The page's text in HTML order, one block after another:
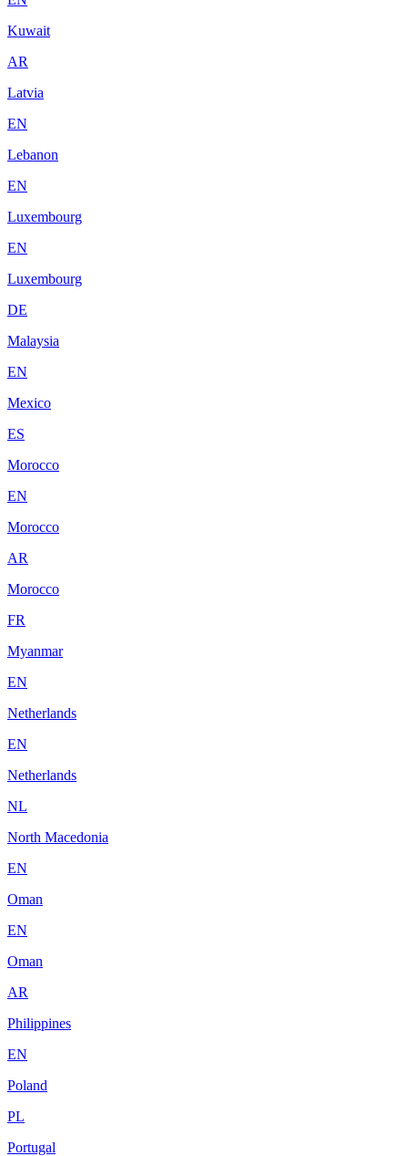
Kuwait
AR
Latvia
EN
Lebanon
EN
Luxembourg
EN
Luxembourg
DE
Malaysia
EN
Mexico
ES
Morocco
EN
Morocco
AR
Morocco
FR
Myanmar
EN
Netherlands
EN
Netherlands
NL
North Macedonia
EN
Oman
EN
Oman
AR
Philippines
EN
Poland
PL
Portugal